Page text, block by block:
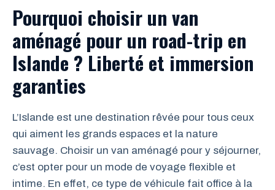
Pourquoi choisir un van
aménagé pour un road-trip en
Islande ? Liberté et immersion
garanties
L’Islande est une destination rêvée pour tous ceux
qui aiment les grands espaces et la nature
sauvage. Choisir un van aménagé pour y séjourner,
c’est opter pour un mode de voyage flexible et
intime. En effet, ce type de véhicule fait office à la